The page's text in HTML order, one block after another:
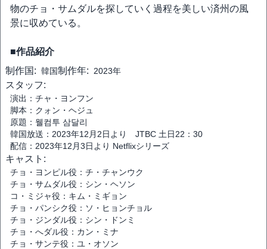
物のチョ・サムダルを探していく過程を美しい済州の風
景に収めている。
■作品紹介
制作国: 韓国制作年: 2023年
スタッフ:
演出：チャ・ヨンフン
脚本：クォン・ヘジュ
原題：웰컴투 삼달리
韓国放送：2023年12月2日より JTBC 土日22：30
配信：2023年12月3日より Netflixシリーズ
キャスト:
チョ・ヨンピル役：チ・チャンウク
チョ・サムダル役：シン・ヘソン
コ・ミジャ役：キム・ミギョン
チョ・パンシク役：ソ・ヒョンチョル
チョ・ジンダル役：シン・ドンミ
チョ・へダル役：カン・ミナ
チョ・サンテ役：ユ・オソン